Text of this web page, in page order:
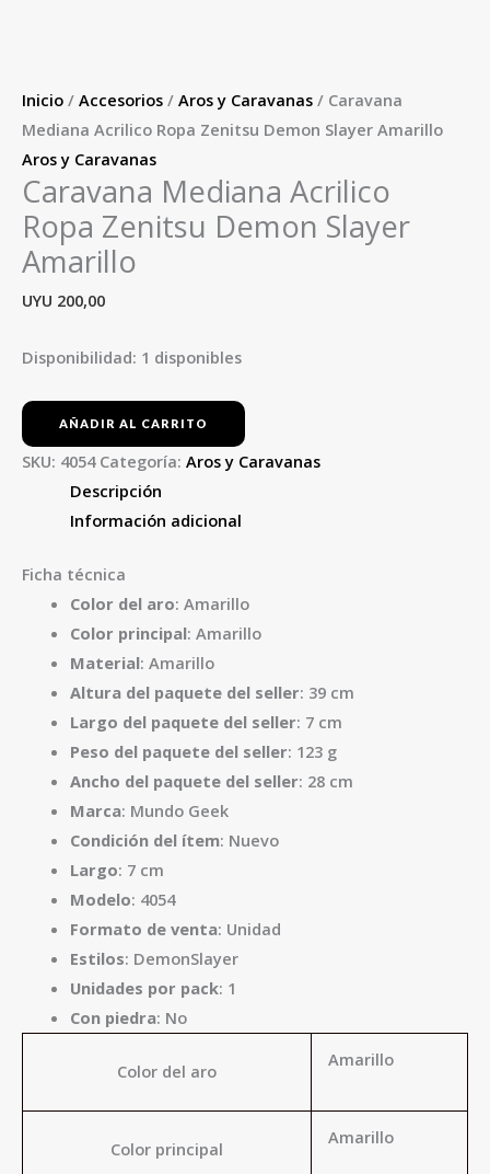
Inicio / Accesorios / Aros y Caravanas / Caravana
Mediana Acrilico Ropa Zenitsu Demon Slayer Amarillo
Aros y Caravanas
Caravana Mediana Acrilico
Ropa Zenitsu Demon Slayer
Amarillo
UYU 200,00
Disponibilidad: 1 disponibles
AÑADIR AL CARRITO
SKU: 4054 Categoría: Aros y Caravanas
Descripción
Información adicional
Ficha técnica
Color del aro: Amarillo
Color principal: Amarillo
Material: Amarillo
Altura del paquete del seller: 39 cm
Largo del paquete del seller: 7 cm
Peso del paquete del seller: 123 g
Ancho del paquete del seller: 28 cm
Marca: Mundo Geek
Condición del ítem: Nuevo
Largo: 7 cm
Modelo: 4054
Formato de venta: Unidad
Estilos: DemonSlayer
Unidades por pack: 1
Con piedra: No
Color del aro
Amarillo
Color principal
Amarillo